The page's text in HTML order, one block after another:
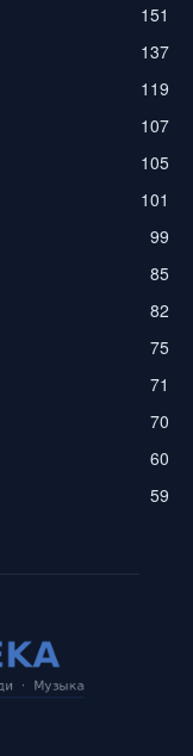
151
137
119
107
105
101
99
85
82
75
71
70
60
59